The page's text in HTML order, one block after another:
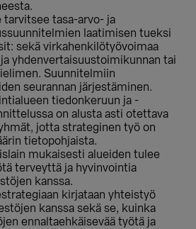
tarvitsee tasa-arvo- ja
laatimisen tueksi
sekä virkahenkilötyövoimaa
yhdenvertaisuustoimikunnan tai
Suunnitelmiin
seurannan järjestäminen.
tiedonkeruun ja -
on alusta asti otettava
jotta strateginen työ on
tietopohjaista.
mukaisesti alueiden tulee
terveyttä ja hyvinvointia
kanssa.
kirjataan yhteistyö
kanssa sekä se, kuinka
ennaltaehkäisevää työtä ja